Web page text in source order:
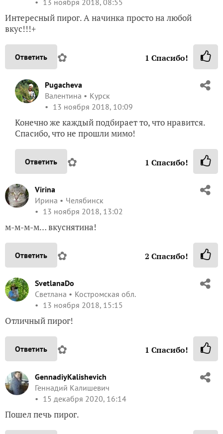
Интересный пирог. А начинка просто на любой
вкус!!!+
Ответить ✿ 1 Спасибо!
Pugacheva
Валентина
Курск
13 ноября 2018, 10:09
Конечно же каждый подбирает то, что нравится.
Спасибо, что не прошли мимо!
Ответить ✿ 1 Спасибо!
Virina
Ирина
Челябинск
13 ноября 2018, 13:02
м-м-м-м… вкуснятина!
Ответить ✿ 2 Спасибо!
SvetlanaDo
Светлана
Костромская обл.
13 ноября 2018, 15:15
Отличный пирог!
Ответить ✿ 1 Спасибо!
GennadiyKalishevich
Геннадий Калишевич
15 декабря 2020, 16:14
Пошел печь пирог.